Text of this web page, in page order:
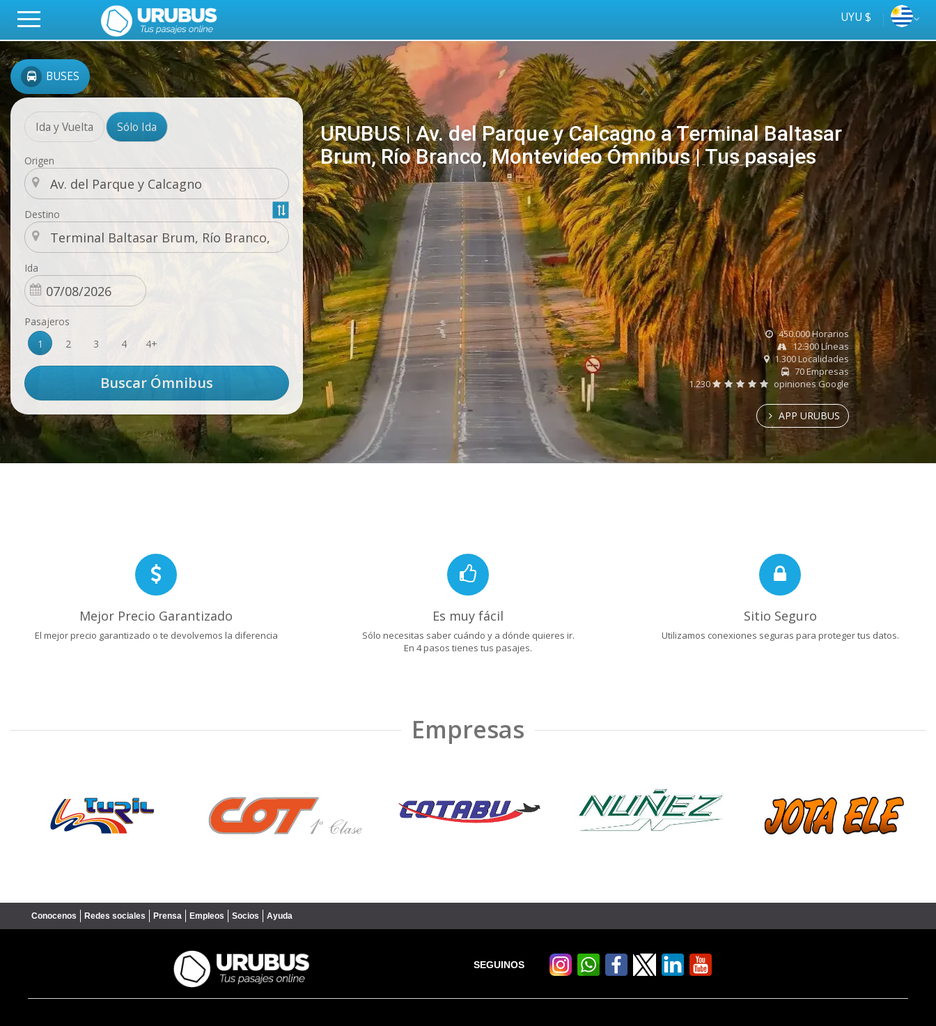
UYU $
BUSES
Ida y Vuelta Sólo Ida
Origen
Destino
Ida
Pasajeros
1
2 3 4 4+
URUBUS | Av. del Parque y Calcagno a Terminal Baltasar
Brum, Río Branco, Montevideo Ómnibus | Tus pasajes
online
online
Tus
ómnibus
450.000 Horarios
12.300 Líneas
1.300 Localidades
70 Empresas
1.230
opiniones Google
APP URUBUS
Mejor Precio Garantizado
El mejor precio garantizado o te devolvemos la diferencia
Es muy fácil
Sólo necesitas saber cuándo y a dónde quieres ir.
En 4 pasos tienes tus pasajes.
Sitio Seguro
Utilizamos conexiones seguras para proteger tus datos.
Empresas
Conocenos Redes sociales Prensa Empleos Socios Ayuda
SEGUINOS